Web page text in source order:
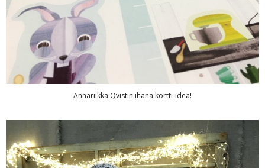
Annariikka Qvistin ihana kortti-idea!